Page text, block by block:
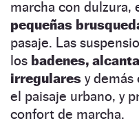
marcha con dulzura,
pequeñas
pasaje. Las
los badenes,
irregulares y demás
el paisaje urbano, y
confort de marcha.